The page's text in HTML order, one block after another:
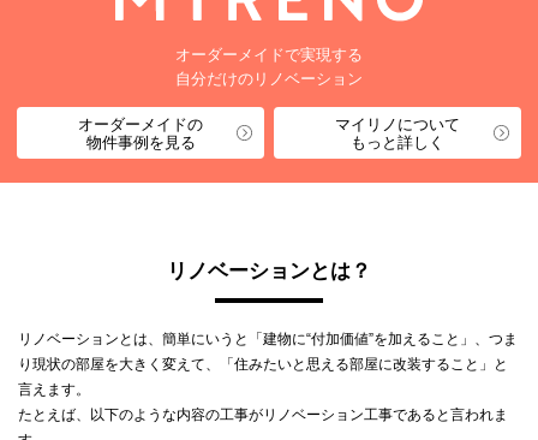
オーダーメイドで実現する
自分だけのリノベーション
オーダーメイドの
物件事例を見る
マイリノについて
もっと詳しく
リノベーションとは？
リノベーションとは、簡単にいうと「建物に“付加価値”を加えること」、つま
り現状の部屋を大きく変えて、「住みたいと思える部屋に改装すること」と
言えます。
たとえば、以下のような内容の工事がリノベーション工事であると言われま